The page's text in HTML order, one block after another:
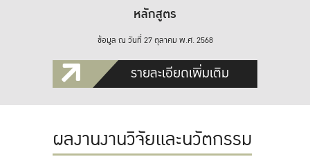
หลักสูตร
ข้อมูล ณ วันที่ 27 ตุลาคม พ.ศ. 2568
รายละเอียดเพิ่มเติม
ผลงานงานวิจัยและนวัตกรรม